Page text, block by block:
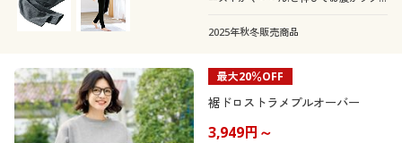
2025年秋冬販売商品
最大20％OFF
裾ドロストラメプルオーバー
3,949円～